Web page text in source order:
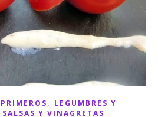
, LEGUMBRES Y
SALSAS Y VINAGRETAS